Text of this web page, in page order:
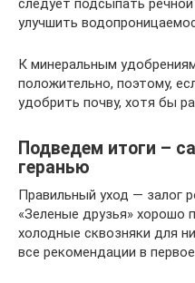
улучшить
К минеральным
положительно, поэтому,
удобрить почву, хотя бы
Подведем итоги –
геранью
Правильный уход — залог
«Зеленые друзья» хорошо
холодные сквозняки для
все рекомендации в